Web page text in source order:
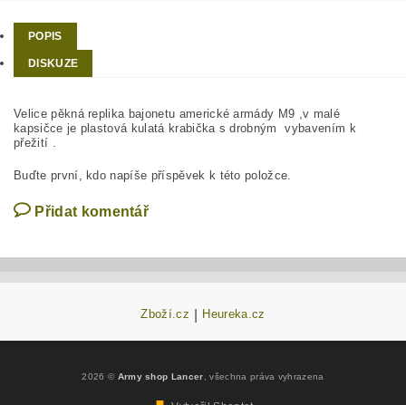
POPIS
DISKUZE
Velice pěkná replika bajonetu americké armády M9 ,v malé
kapsičce je plastová kulatá krabička s drobným vybavením k
přežití .
Buďte první, kdo napíše příspěvek k této položce.
Přidat komentář
Zboží.cz Heureka.cz
2026 © Army shop Lancer , všechna práva vyhrazena